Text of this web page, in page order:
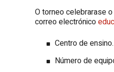
O torneo celebrarase
correo electrónico
Centro de ensino.
Número de